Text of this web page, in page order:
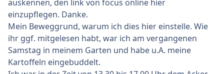
auskennen, den link von focus online hier
einzupflegen. Danke.
Mein Beweggrund, warum ich dies hier einstelle. Wie
ihr ggf. mitgelesen habt, war ich am vergangenen
Samstag in meinem Garten und habe u.A. meine
Kartoffeln eingebuddelt.